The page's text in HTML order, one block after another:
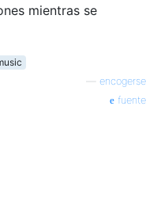
mientras se
encogerse
fuente